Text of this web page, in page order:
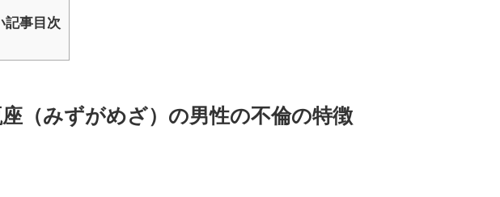
記事目次
（みずがめざ）の男性の不倫の特徴